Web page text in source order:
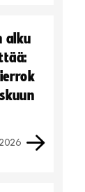
alku